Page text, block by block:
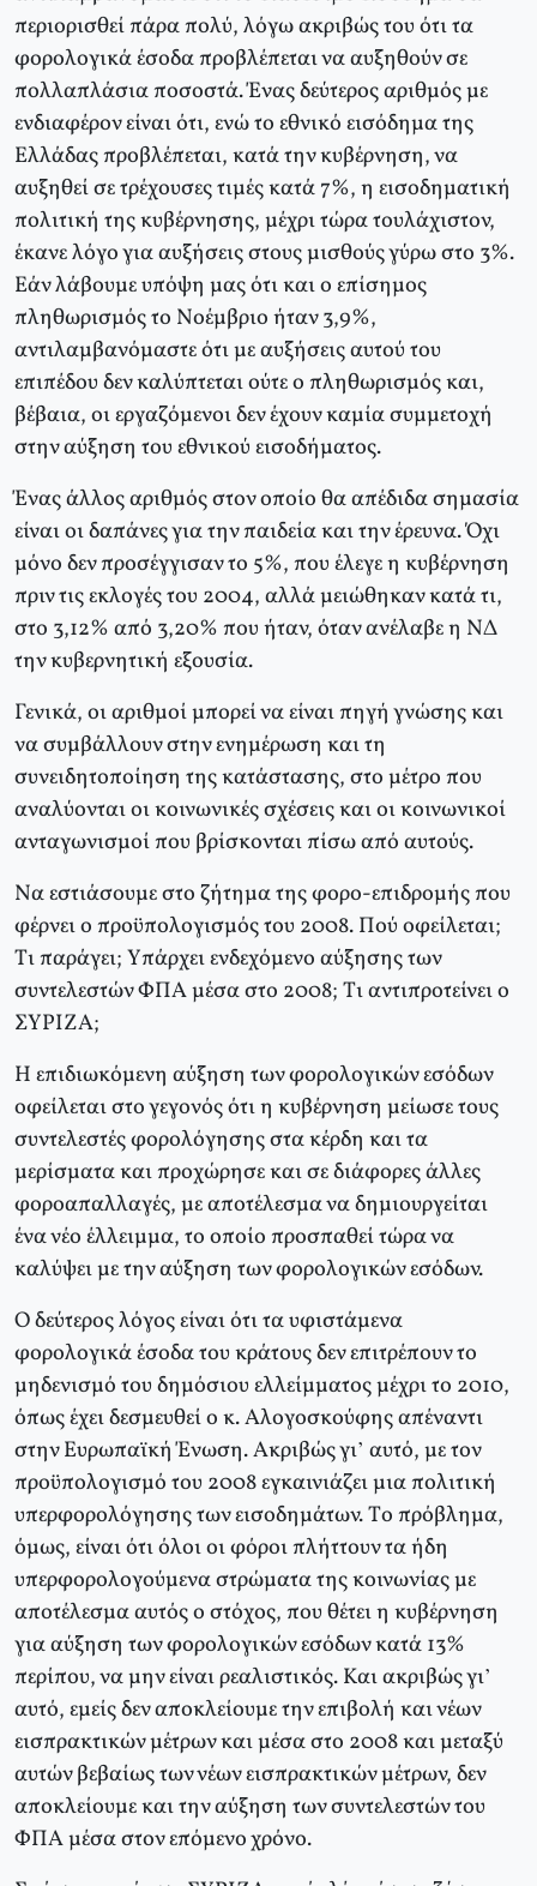
περιορισθεί πάρα πολύ, λόγω ακριβώς του ότι τα
φορολογικά έσοδα προβλέπεται να αυξηθούν σε
πολλαπλάσια ποσοστά. Ένας δεύτερος αριθμός με
ενδιαφέρον είναι ότι, ενώ το εθνικό εισόδημα της
Eλλάδας προβλέπεται, κατά την κυβέρνηση, να
αυξηθεί σε τρέχουσες τιμές κατά 7%, η εισοδηματική
πολιτική της κυβέρνησης, μέχρι τώρα τουλάχιστον,
έκανε λόγο για αυξήσεις στους μισθούς γύρω στο 3%.
Eάν λάβουμε υπόψη μας ότι και ο επίσημος
πληθωρισμός το Nοέμβριο ήταν 3,9%,
αντιλαμβανόμαστε ότι με αυξήσεις αυτού του
επιπέδου δεν καλύπτεται ούτε ο πληθωρισμός και,
βέβαια, οι εργαζόμενοι δεν έχουν καμία συμμετοχή
στην αύξηση του εθνικού εισοδήματος.
Ένας άλλος αριθμός στον οποίο θα απέδιδα σημασία
είναι οι δαπάνες για την παιδεία και την έρευνα. Όχι
μόνο δεν προσέγγισαν το 5%, που έλεγε η κυβέρνηση
πριν τις εκλογές του 2004, αλλά μειώθηκαν κατά τι,
στο 3,12% από 3,20% που ήταν, όταν ανέλαβε η NΔ
την κυβερνητική εξουσία.
Γενικά, οι αριθμοί μπορεί να είναι πηγή γνώσης και
να συμβάλλουν στην ενημέρωση και τη
συνειδητοποίηση της κατάστασης, στο μέτρο που
αναλύονται οι κοινωνικές σχέσεις και οι κοινωνικοί
ανταγωνισμοί που βρίσκονται πίσω από αυτούς.
Nα εστιάσουμε στο ζήτημα της φορο-επιδρομής που
φέρνει ο προϋπολογισμός του 2008. Πού οφείλεται;
Tι παράγει; Yπάρχει ενδεχόμενο αύξησης των
συντελεστών ΦΠA μέσα στο 2008; Tι αντιπροτείνει ο
ΣYPIZA;
H επιδιωκόμενη αύξηση των φορολογικών εσόδων
οφείλεται στο γεγονός ότι η κυβέρνηση μείωσε τους
συντελεστές φορολόγησης στα κέρδη και τα
μερίσματα και προχώρησε και σε διάφορες άλλες
φοροαπαλλαγές, με αποτέλεσμα να δημιουργείται
ένα νέο έλλειμμα, το οποίο προσπαθεί τώρα να
καλύψει με την αύξηση των φορολογικών εσόδων.
O δεύτερος λόγος είναι ότι τα υφιστάμενα
φορολογικά έσοδα του κράτους δεν επιτρέπουν το
μηδενισμό του δημόσιου ελλείμματος μέχρι το 2010,
όπως έχει δεσμευθεί ο κ. Aλογοσκούφης απέναντι
στην Eυρωπαϊκή Ένωση. Aκριβώς γι’ αυτό, με τον
προϋπολογισμό του 2008 εγκαινιάζει μια πολιτική
υπερφορολόγησης των εισοδημάτων. Tο πρόβλημα,
όμως, είναι ότι όλοι οι φόροι πλήττουν τα ήδη
υπερφορολογούμενα στρώματα της κοινωνίας με
αποτέλεσμα αυτός ο στόχος, που θέτει η κυβέρνηση
για αύξηση των φορολογικών εσόδων κατά 13%
περίπου, να μην είναι ρεαλιστικός. Kαι ακριβώς γι’
αυτό, εμείς δεν αποκλείουμε την επιβολή και νέων
εισπρακτικών μέτρων και μέσα στο 2008 και μεταξύ
αυτών βεβαίως των νέων εισπρακτικών μέτρων, δεν
αποκλείουμε και την αύξηση των συντελεστών του
ΦΠA μέσα στον επόμενο χρόνο.